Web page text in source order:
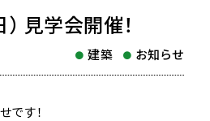
） 見学会開催！
建築 お知らせ
です！